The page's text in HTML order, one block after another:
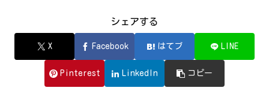
シェアする
X Facebook はてブ LINE
Pinterest LinkedIn コピー